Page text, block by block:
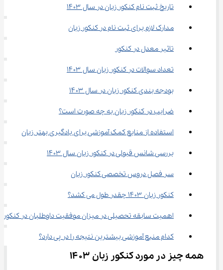
تاریخ ثبت نام کنکور زبان در سال ۱۴۰۳
مدارک لازم برای ثبت نام در کنکور زبان
تاثیر معدل در کنکور
تعداد سوالات در کنکور زبان سال ۱۴۰۳
بودجه بندی کنکور زبان در سال ۱۴۰۳
ضرایب در کنکور زبان به چه صورت است؟
استفاده از منابع کمک آموزشی برای یادگیری بهتر زبان
بررسی شانس قبولی در کنکور زبان سال ۱۴۰۳
سر فصل دروس تخصصی کنکور زبان
کنکور زبان ۱۴۰۳ چقدر طول می کشد؟
اهمیت سابقه تحصیلی در میزان موفقیت داوطلبان در کنکور
کدام منبع آموزشی بیشترین نتیجه را در پی دارد؟
همه چیز در مورد کنکور زبان ۱۴۰۳